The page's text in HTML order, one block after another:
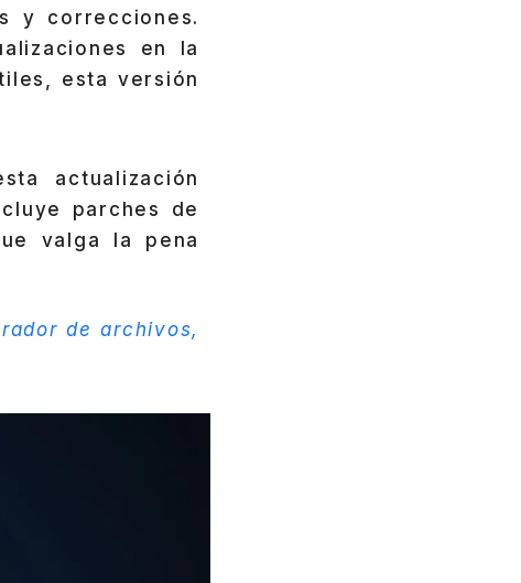
y correcciones.
en la
esta versión
actualización
parches de
valga la pena
de archivos,